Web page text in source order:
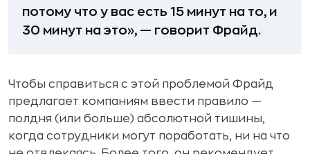
потому что у вас есть 15 минут на то, и
30 минут на это», — говорит Фрайд.
Чтобы справиться с этой проблемой Фрайд
предлагает компаниям ввести правило —
полдня (или больше) абсолютной тишины,
когда сотрудники могут поработать, ни на что